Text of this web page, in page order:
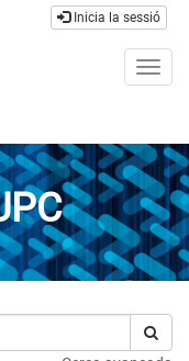
Inicia la sessió